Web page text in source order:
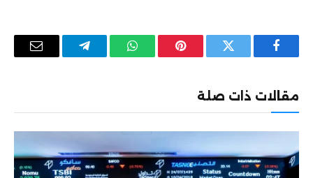
فيسبوك تويتر بينتيريستواتساب تيلقرام
البريد
مقالات ذات صلة